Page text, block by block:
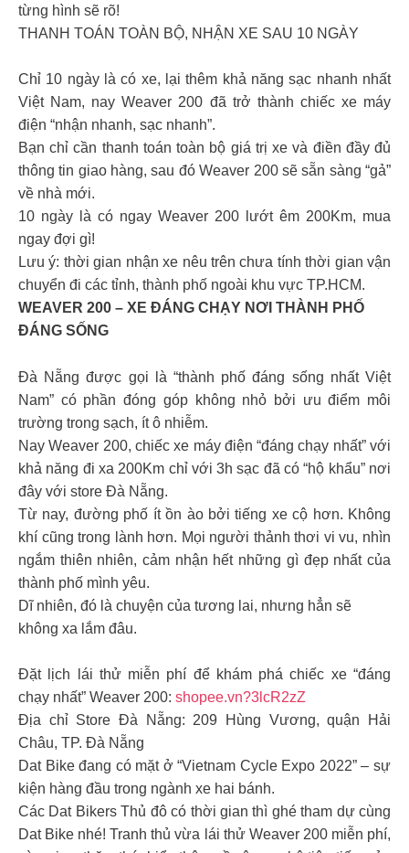
từng hình sẽ rõ!
THANH TOÁN TOÀN BỘ, NHẬN XE SAU 10 NGÀY
Chỉ 10 ngày là có xe, lại thêm khả năng sạc nhanh nhất
Việt Nam, nay Weaver 200 đã trở thành chiếc xe máy
điện “nhận nhanh, sạc nhanh”.
Bạn chỉ cần thanh toán toàn bộ giá trị xe và điền đầy đủ
thông tin giao hàng, sau đó Weaver 200 sẽ sẵn sàng “gả”
về nhà mới.
10 ngày là có ngay Weaver 200 lướt êm 200Km, mua
ngay đợi gì!
Lưu ý: thời gian nhận xe nêu trên chưa tính thời gian vận
chuyển đi các tỉnh, thành phố ngoài khu vực TP.HCM.
WEAVER 200 – XE ĐÁNG CHẠY NƠI THÀNH PHỐ
ĐÁNG SỐNG
Đà Nẵng được gọi là “thành phố đáng sống nhất Việt
Nam” có phần đóng góp không nhỏ bởi ưu điểm môi
trường trong sạch, ít ô nhiễm.
Nay Weaver 200, chiếc xe máy điện “đáng chạy nhất” với
khả năng đi xa 200Km chỉ với 3h sạc đã có “hộ khẩu” nơi
đây với store Đà Nẵng.
Từ nay, đường phố ít ồn ào bởi tiếng xe cộ hơn. Không
khí cũng trong lành hơn. Mọi người thảnh thơi vi vu, nhìn
ngắm thiên nhiên, cảm nhận hết những gì đẹp nhất của
thành phố mình yêu.
Dĩ nhiên, đó là chuyện của tương lai, nhưng hẳn sẽ
không xa lắm đâu.
Đặt lịch lái thử miễn phí để khám phá chiếc xe “đáng
chạy nhất” Weaver 200: shopee.vn?3lcR2zZ
Địa chỉ Store Đà Nẵng: 209 Hùng Vương, quận Hải
Châu, TP. Đà Nẵng
Dat Bike đang có mặt ở “Vietnam Cycle Expo 2022” – sự
kiện hàng đầu trong ngành xe hai bánh.
Các Dat Bikers Thủ đô có thời gian thì ghé tham dự cùng
Dat Bike nhé! Tranh thủ vừa lái thử Weaver 200 miễn phí,